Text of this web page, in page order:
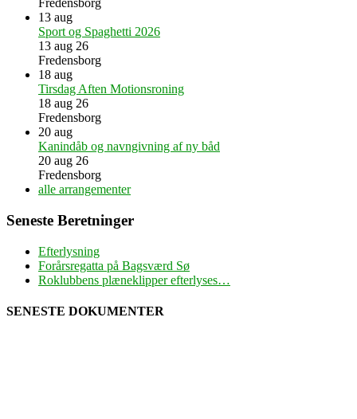
Fredensborg
13 aug
Sport og Spaghetti 2026
13 aug 26
Fredensborg
18 aug
Tirsdag Aften Motionsroning
18 aug 26
Fredensborg
20 aug
Kanindåb og navngivning af ny båd
20 aug 26
Fredensborg
alle arrangementer
Seneste Beretninger
Efterlysning
Forårsregatta på Bagsværd Sø
Roklubbens plæneklipper efterlyses…
SENESTE DOKUMENTER